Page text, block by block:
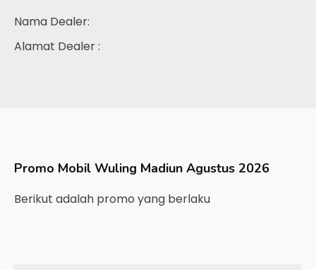
Nama Dealer:
Alamat Dealer :
Promo Mobil Wuling Madiun Agustus 2026
Berikut adalah promo yang berlaku